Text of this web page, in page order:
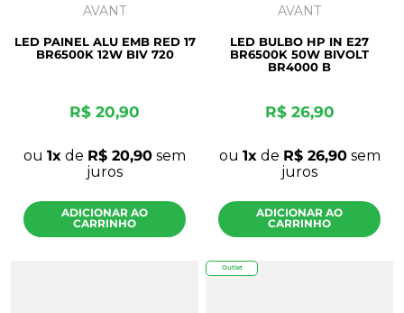
AVANT
LED PAINEL ALU EMB RED 17
BR6500K 12W BIV 720
R$ 20,90
ou 1 de R$ 20,90 sem
juros
ADICIONAR AO
CARRINHO
AVANT
LED BULBO HP IN E27
BR6500K 50W BIVOLT
BR4000 B
R$ 26,90
ou 1 de R$ 26,90sem
juros
ADICIONAR AO
CARRINHO
Outlet